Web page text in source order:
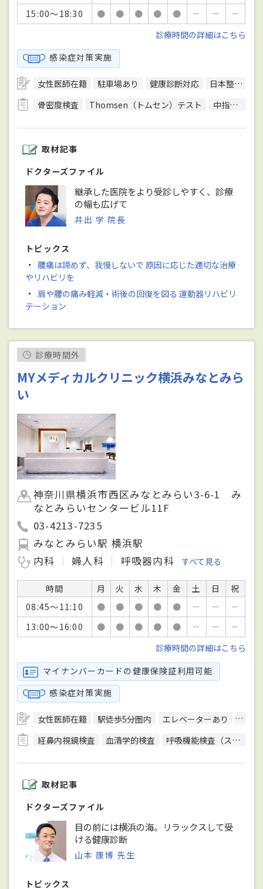
15:00～18:30
● ● ● ● ● － －
－
診療時間の詳細はこちら
感染症対策実施
女性医師在籍 駐車場あり 健康診断対応
日本整形外科学会整形外科専門医
骨密度検査
Thomsen（トムセン）テスト 中指伸展テスト
取材記事
ドクターズファイル
継承した医院をより受診しやすく、診療
の幅も広げて
井出 学 院長
トピックス
・ 腰痛は諦めず、我慢しないで 原因に応じた適切な治療
やリハビリを
・ 肩や腰の痛み軽減・術後の回復を図る 運動器リハビリ
テーション
診療時間外
MYメディカルクリニック横浜みなとみら
い
神奈川県横浜市西区みなとみらい3-6-1 み
なとみらいセンタービル11F
03-4213-7235
みなとみらい駅 横浜駅
内科
婦人科 呼吸器内科 すべて見る
時間 月 火 水 木 金 土 日
祝
08:45～11:10
● ● ● ● ● － －
－
13:00～16:00
● ● ● ● ● － －
－
診療時間の詳細はこちら
マイナンバーカードの健康保険証利用可能
感染症対策実施
女性医師在籍 駅徒歩5分圏内 エレベーターあり
クレ
経鼻内視鏡検査
血清学的検査 呼吸機能検査（スパイロメトリー）
取材記事
ドクターズファイル
目の前には横浜の海。リラックスして受
ける健康診断
山本 康博 先生
トピックス